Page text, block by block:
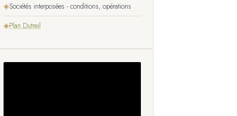
◈Sociétés interposées - conditions, opérations
◈Plan Dutreil